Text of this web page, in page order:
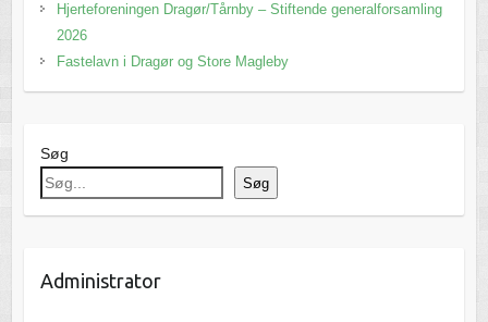
Hjerteforeningen Dragør/Tårnby – Stiftende generalforsamling
2026
Fastelavn i Dragør og Store Magleby
Søg
Søg
Administrator